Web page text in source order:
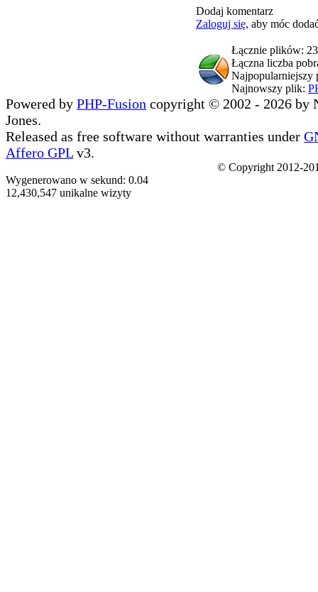
Dodaj komentarz
Zaloguj się, aby móc
Łącznie plików:
Łączna liczba
Najnowszy plik:
Powered by PHP-Fusion copyright © 2002 - 2026 by
Jones.
Released as free software without warranties under
Affero GPL v3.
© Copyright 2012-
Wygenerowano w sekund: 0.04
12,430,547 unikalne wizyty